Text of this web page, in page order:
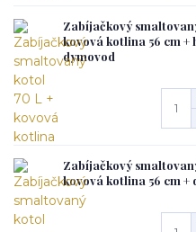
Zabíjačkový
kovová kotlina 56 cm +
dymovod
Zabíjačkový
kovová kotlina 56 cm +